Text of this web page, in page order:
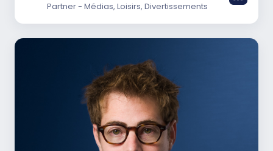
Partner - Médias, Loisirs, Divertissements